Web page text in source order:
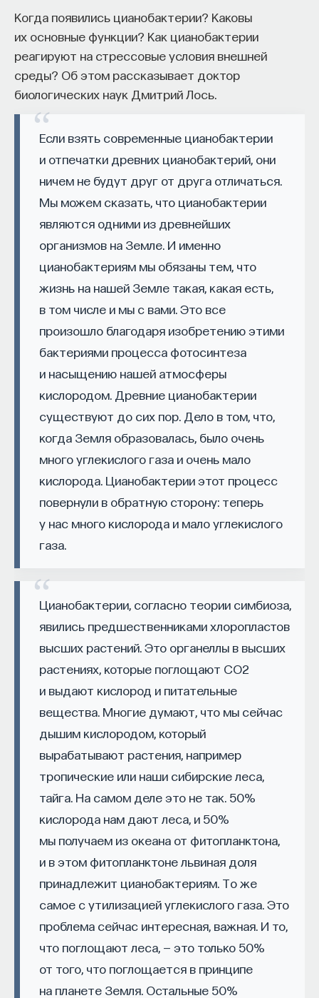
Когда появились цианобактерии? Каковы
их основные функции? Как цианобактерии
реагируют на стрессовые условия внешней
среды? Об этом рассказывает доктор
биологических наук Дмитрий Лось.
Если взять современные цианобактерии
и отпечатки древних цианобактерий, они
ничем не будут друг от друга отличаться.
Мы можем сказать, что цианобактерии
являются одними из древнейших
организмов на Земле. И именно
цианобактериям мы обязаны тем, что
жизнь на нашей Земле такая, какая есть,
в том числе и мы с вами. Это все
произошло благодаря изобретению этими
бактериями процесса фотосинтеза
и насыщению нашей атмосферы
кислородом. Древние цианобактерии
существуют до сих пор. Дело в том, что,
когда Земля образовалась, было очень
много углекислого газа и очень мало
кислорода. Цианобактерии этот процесс
повернули в обратную сторону: теперь
у нас много кислорода и мало углекислого
газа.
Цианобактерии, согласно теории симбиоза,
явились предшественниками хлоропластов
высших растений. Это органеллы в высших
растениях, которые поглощают CO2
и выдают кислород и питательные
вещества. Многие думают, что мы сейчас
дышим кислородом, который
вырабатывают растения, например
тропические или наши сибирские леса,
тайга. На самом деле это не так. 50%
кислорода нам дают леса, и 50%
мы получаем из океана от фитопланктона,
и в этом фитопланктоне львиная доля
принадлежит цианобактериям. То же
самое с утилизацией углекислого газа. Это
проблема сейчас интересная, важная. И то,
что поглощают леса, — это только 50%
от того, что поглощается в принципе
на планете Земля. Остальные 50%
Как философия помогает понять мир, в котором
мы живем, расширять собственные
представления об окружающей
действительности и познавать самого себя?
Ответы на эти и другие вопросы можно найти,
записавшись
начала».
Слушатели курса убедятся в том, что
философский поиск — это не только каскад
занимательных головоломок, но и набор
инструментов, жизненно необходимых для
современного человека.
Пройдя этот курс, вы:
— Овладеете ключевыми для независимого
мышления навыками: научитесь критически
и аргументированно доказывать свою точку
зрения.
— Узнаете, как философия отвечает
на основополагающие вопросы человечества: что
значит мыслить и что представляет собой наше
сознание? Реальна ли реальность и откуда
мы знаем то, что знаем? Существует ли в мире
свобода?
собственному знанию.
Автор курса:Диана Гаспарян— кандидат
философских наук, профессор Школы философии
и культурологии факультета гуманитарных наук
НИУ ВШЭ.
3/30/2022
НАПИСАТЬ НАМ
НАД МАТЕРИАЛОМ РАБОТАЛИ
ПостНаука
команда ПостНауки
НАУКА